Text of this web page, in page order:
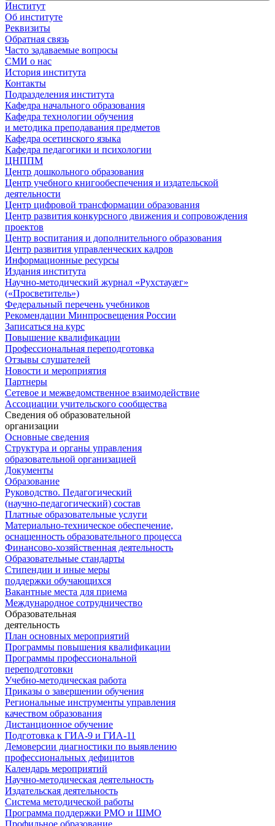
Институт
Об институте
Реквизиты
Обратная связь
Часто задаваемые вопросы
СМИ о нас
История института
Контакты
Подразделения института
Кафедра начального образования
Кафедра технологии обучения
и методика преподавания предметов
Кафедра осетинского языка
Кафедра педагогики и психологии
ЦНППМ
Центр дошкольного образования
Центр учебного книгообеспечения и издательской
деятельности
Центр цифровой трансформации образования
Центр развития конкурсного движения и сопровождения
проектов
Центр воспитания и дополнительного образования
Центр развития управленческих кадров
Информационные ресурсы
Издания института
Научно-методический журнал «Рухстауæг»
(«Просветитель»)
Федеральный перечень учебников
Рекомендации Минпросвещения России
Записаться на курс
Повышение квалификации
Профессиональная переподготовка
Отзывы слушателей
Новости и мероприятия
Партнеры
Сетевое и межведомственное взаимодействие
Ассоциации учительского сообщества
Сведения об образовательной
организации
Основные сведения
Структура и органы управления
образовательной организацией
Документы
Образование
Руководство. Педагогический
(научно-педагогический) состав
Платные образовательные услуги
Материально-техническое обеспечение,
оснащенность образовательного процесса
Финансово-хозяйственная деятельность
Образовательные стандарты
Стипендии и иные меры
поддержки обучающихся
Вакантные места для приема
Международное сотрудничество
Образовательная
деятельность
План основных мероприятий
Программы повышения квалификации
Программы профессиональной
переподготовки
Учебно-методическая работа
Приказы о завершении обучения
Региональные инструменты управления
качеством образования
Дистанционное обучение
Подготовка к ГИА-9 и ГИА-11
Демоверсии диагностики по выявлению
профессиональных дефицитов
Календарь мероприятий
Научно-методическая деятельность
Издательская деятельность
Система методической работы
Программа поддержки РМО и ШМО
Профильное образование